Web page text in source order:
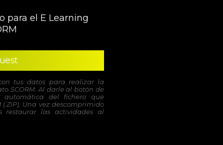
para el E Learning
tus datos para realizar la
SCORM. Al darle al botón de
automática del fichero que
Una vez descomprimido
restaurar las actividades al